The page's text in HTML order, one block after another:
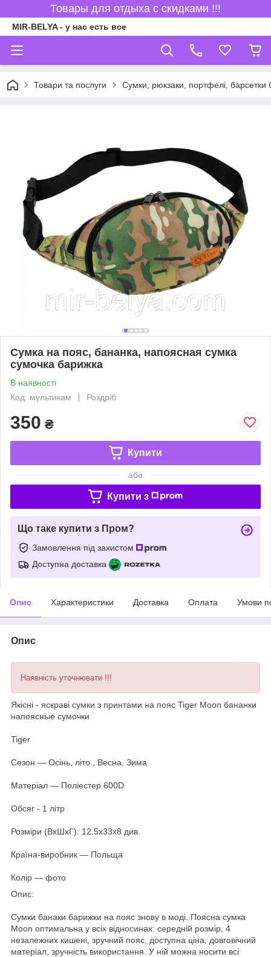
Товары для отдыха с скидками !!!
MIR-BELYA - у нас есть все
Товари та послуги Сумки, рюкзаки, портфелі, барсетки
Сумка на пояс, бананка, напоясная сумка
сумочка барижка
В наявності
Код: мультикам
Роздріб
350 ₴
Купити
або
Купити з
Що таке купити з Пром?
Замовлення під захистом
Доступна доставка
Опис Характеристики Доставка Оплата Умови
Опис
Наявність уточнювати !!!
Якісні - яскраві сумки з принтами на пояс Tiger Moon бананки
напоясные сумочки
Tiger
Сезон ― Осінь, літо , Весна, Зима
Матеріал ― Поліестер 600D
Обсяг - 1 літр
Розміри (ВхШхГ): 12.5x33x8 див.
Країна-виробник ― Польща
Колір ― фото
Опис:
Сумки банаки барижки на пояс знову в моді. Поясна сумка
Moon оптимальна у всіх відносинах: середній розмір, 4
незалежних кишені, зручний пояс, доступна ціна, довговічний
матеріал, зручність використання. У ній можна носити всі